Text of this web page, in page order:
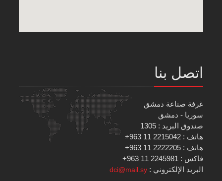
اتصل بنا
غرفة صناعة دمشق
سوريا - دمشق
صندوق البريد : 1305
هاتف : 2215042 11 963+
هاتف : 2222205 11 963+
فاكس : 2245981 11 963+
البريد الإلكتروني :dci@mail.sy